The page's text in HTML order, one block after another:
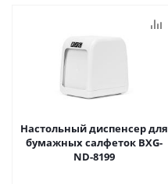
Настольный диспенсер для
бумажных салфеток BXG-
ND-8199